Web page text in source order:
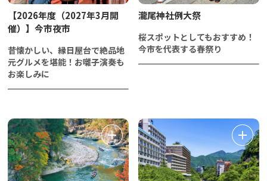
【2026年度（2027年3月開
催）】今市夜市
昔懐かしい、縁日屋台で絶品地
元グルメを堪能！お囃子演奏も
お楽しみに
瀧尾神社例大祭
桜スポットとしてもおすすめ！
今市を代表する春祭り